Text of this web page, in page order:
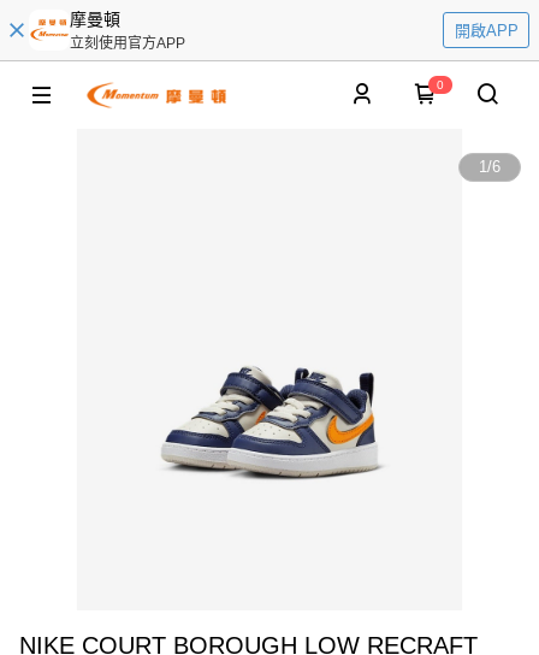
摩曼頓
立刻使用官方APP
開啟APP
0
1/6
NIKE COURT BOROUGH LOW RECRAFT